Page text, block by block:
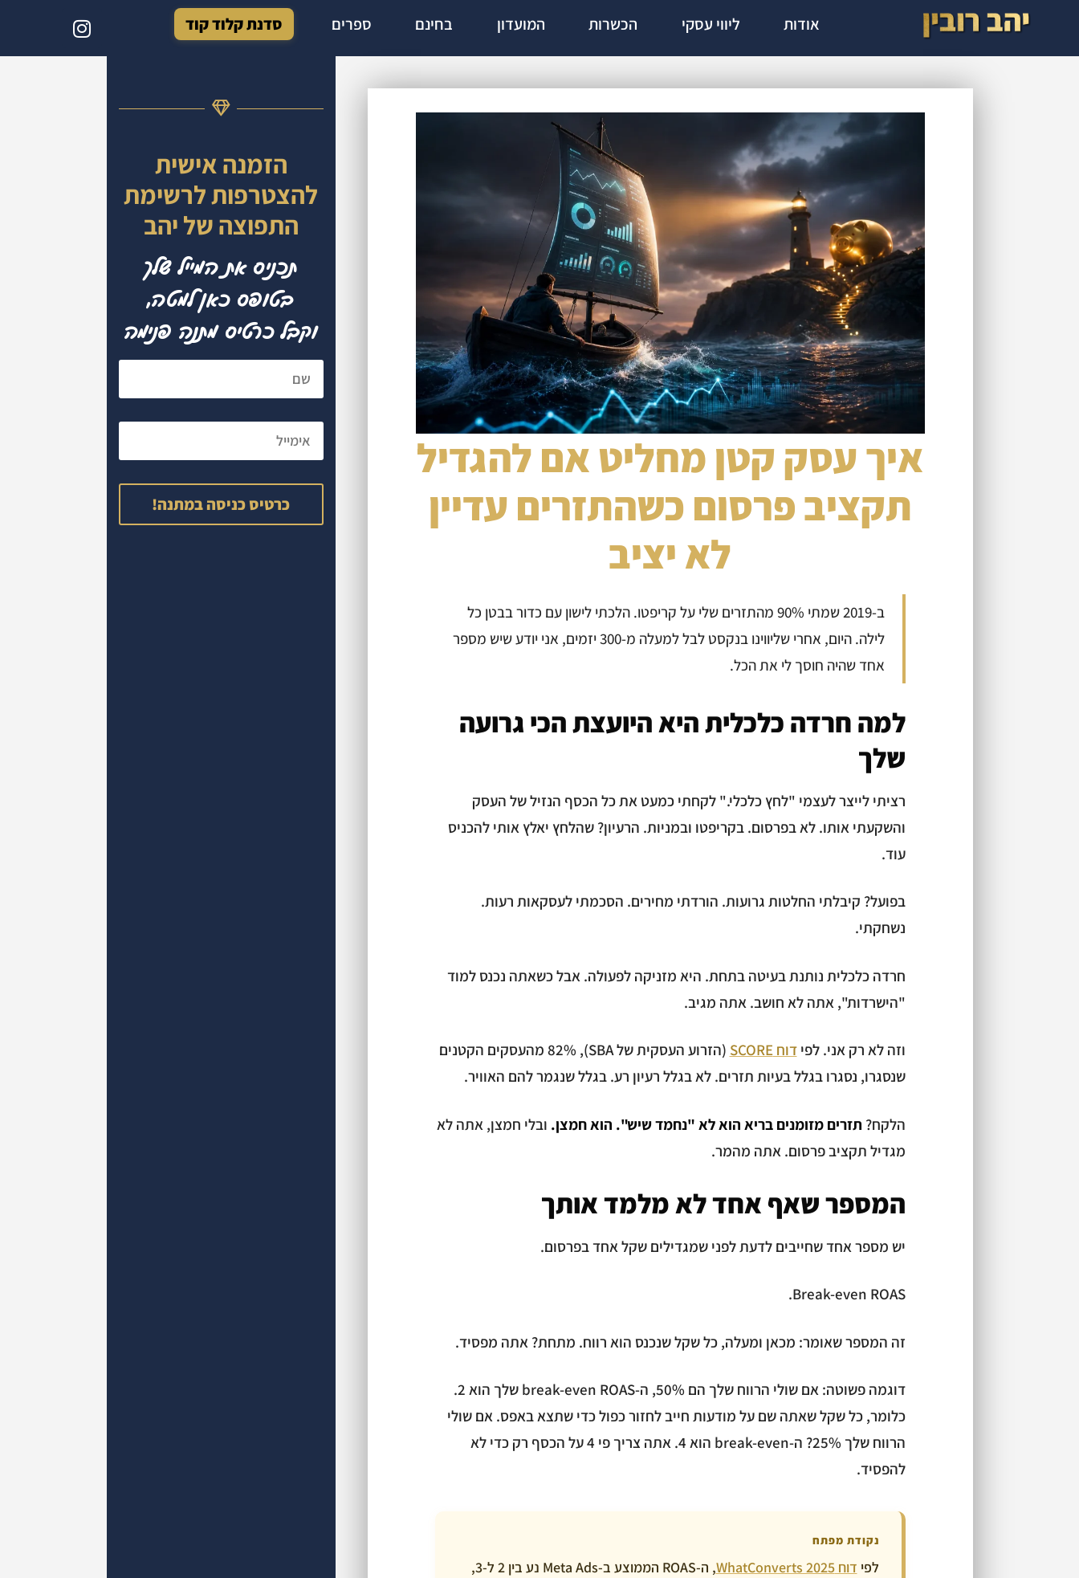
אודות ליווי עסקי הכשרות המועדון בחינם ספרים סדנת קלוד קוד
איך עסק קטן מחליט אם להגדיל
תקציב פרסום כשהתזרים עדיין
לא יציב
ב-2019 שמתי 90% מהתזרים שלי על קריפטו. הלכתי לישון עם כדור בבטן כל
לילה. היום, אחרי שליווינו בנקסט לבל למעלה מ-300 יזמים, אני יודע שיש מספר
אחד שהיה חוסך לי את הכל.
למה חרדה כלכלית היא היועצת הכי גרועה
שלך
רציתי לייצר לעצמי "לחץ כלכלי." לקחתי כמעט את כל הכסף הנזיל של העסק
והשקעתי אותו. לא בפרסום. בקריפטו ובמניות. הרעיון? שהלחץ יאלץ אותי להכניס
עוד.
בפועל? קיבלתי החלטות גרועות. הורדתי מחירים. הסכמתי לעסקאות רעות.
נשחקתי.
חרדה כלכלית נותנת בעיטה בתחת. היא מזניקה לפעולה. אבל כשאתה נכנס למוד
"הישרדות", אתה לא חושב. אתה מגיב.
וזה לא רק אני. לפידוח SCORE
(הזרוע העסקית של SBA), 82% מהעסקים הקטנים
שנסגרו, נסגרו בגלל בעיות תזרים. לא בגלל רעיון רע. בגלל שנגמר להם האוויר.
הלקח? תזרים מזומנים בריא הוא לא "נחמד שיש". הוא חמצן. ובלי חמצן, אתה לא
מגדיל תקציב פרסום. אתה מהמר.
המספר שאף אחד לא מלמד אותך
יש מספר אחד שחייבים לדעת לפני שמגדילים שקל אחד בפרסום.
Break-even ROAS.
זה המספר שאומר: מכאן ומעלה, כל שקל שנכנס הוא רווח. מתחת? אתה מפסיד.
דוגמה פשוטה: אם שולי הרווח שלך הם 50%, ה-break-even ROAS שלך הוא 2.
כלומר, כל שקל שאתה שם על מודעות חייב לחזור כפול כדי שתצא באפס. אם שולי
הרווח שלך 25%? ה-break-even הוא 4. אתה צריך פי 4 על הכסף רק כדי לא
להפסיד.
נקודת מפתח
לפי דוח WhatConverts 2025
, ה-ROAS הממוצע ב-Meta Ads נע בין 2 ל-3,
הזמנה אישית
להצטרפות לרשימת
התפוצה של יהב
תכניס את המייל שלך
בטופס כאן למטה,
וקבל כרטיס מתנה פנימה
כרטיס כניסה במתנה!